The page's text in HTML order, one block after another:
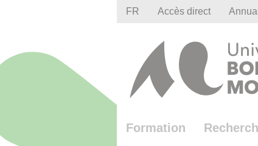
FR Accès direct
Formation